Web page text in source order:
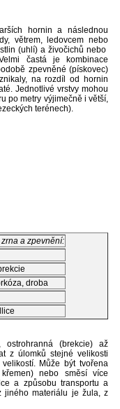
hornin a následnou
větrem, ledovcem nebo
(uhlí) a živočichů nebo
častá je kombinace
zpevněné (pískovec)
na rozdíl od hornin
Jednotlivé vrstvy mohou
po metry výjimečně i větší,
terénech).
a zpevnění:
droba
(brekcie) až
z úlomků stejné velikosti
Může být tvořena
nebo směsí více
a způsobu transportu a
jiného materiálu je žula, z